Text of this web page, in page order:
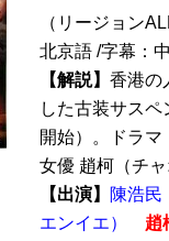
（リージョン
北京語 /字幕：
【解説】 香港の
した古装サス
開始）。ドラマ
女優 趙柯（チ
【出演】
陳浩民
エンイエ）
趙